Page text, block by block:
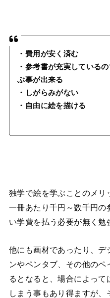
・費用が安く済む
・参考書が充実している
ぶ事が出来る
・しがらみがない
・自由に絵を描ける
独学で絵を学ぶことのメリ
一冊あたり千円～数千円の
い学費を払う必要が無く勉
他にも画材であったり、デ
ンやペンタブ、その他のペ
るとなると、場合によっ
しまう事もあり得ますが